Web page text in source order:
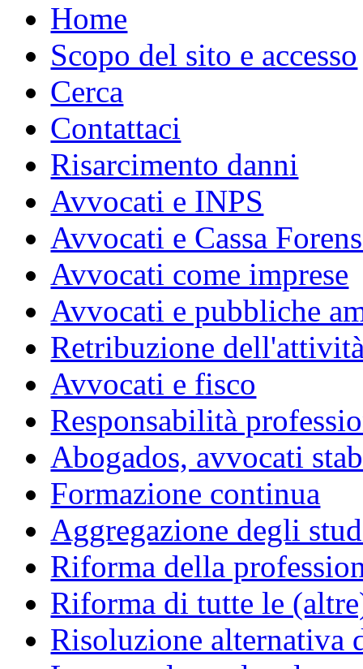
Home
Scopo del sito e accesso
Cerca
Contattaci
Risarcimento danni
Avvocati e INPS
Avvocati e Cassa
Avvocati come imprese
Avvocati e pubbliche
Retribuzione
Avvocati e fisco
Responsabilità
Abogados, avvocati
Formazione continua
Aggregazione degli
Riforma della
Riforma di tutte le
Risoluzione alternativa